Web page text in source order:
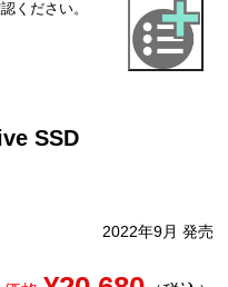
ください。
SSD
2022年9月 発売